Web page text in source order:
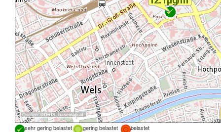
Quellen: DORIS, basemap.at
sehr gering belastet gering belastet
belastet